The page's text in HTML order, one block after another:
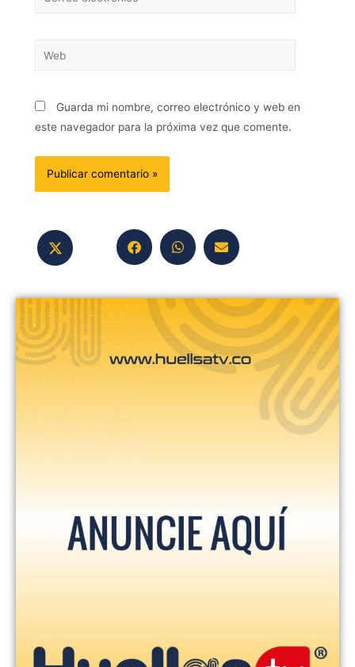
Guarda mi nombre, correo electrónico y web en
este navegador para la próxima vez que comente.